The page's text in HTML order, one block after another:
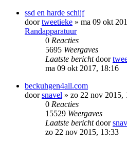
ssd en harde schijf
doortweetieke » ma 09 okt
Randapparatuur
0 Reacties
5695 Weergaves
Laatste berichtdoor
ma 09 okt 2017, 18:16
beckuhgen4all.com
doorsnavel » zo 22 nov 2015,
0 Reacties
15529 Weergaves
Laatste berichtdoor
zo 22 nov 2015, 13:33